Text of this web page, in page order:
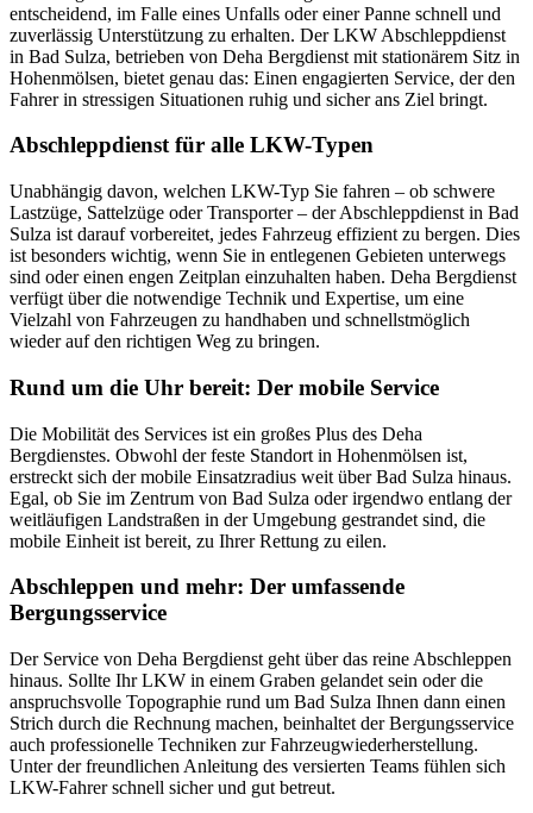
entscheidend, im Falle eines Unfalls oder einer Panne schnell und
zuverlässig Unterstützung zu erhalten. Der LKW Abschleppdienst
in Bad Sulza, betrieben von Deha Bergdienst mit stationärem Sitz in
Hohenmölsen, bietet genau das: Einen engagierten Service, der den
Fahrer in stressigen Situationen ruhig und sicher ans Ziel bringt.
Abschleppdienst für alle LKW-Typen
Unabhängig davon, welchen LKW-Typ Sie fahren – ob schwere
Lastzüge, Sattelzüge oder Transporter – der Abschleppdienst in Bad
Sulza ist darauf vorbereitet, jedes Fahrzeug effizient zu bergen. Dies
ist besonders wichtig, wenn Sie in entlegenen Gebieten unterwegs
sind oder einen engen Zeitplan einzuhalten haben. Deha Bergdienst
verfügt über die notwendige Technik und Expertise, um eine
Vielzahl von Fahrzeugen zu handhaben und schnellstmöglich
wieder auf den richtigen Weg zu bringen.
Rund um die Uhr bereit: Der mobile Service
Die Mobilität des Services ist ein großes Plus des Deha
Bergdienstes. Obwohl der feste Standort in Hohenmölsen ist,
erstreckt sich der mobile Einsatzradius weit über Bad Sulza hinaus.
Egal, ob Sie im Zentrum von Bad Sulza oder irgendwo entlang der
weitläufigen Landstraßen in der Umgebung gestrandet sind, die
mobile Einheit ist bereit, zu Ihrer Rettung zu eilen.
Abschleppen und mehr: Der umfassende
Bergungsservice
Der Service von Deha Bergdienst geht über das reine Abschleppen
hinaus. Sollte Ihr LKW in einem Graben gelandet sein oder die
anspruchsvolle Topographie rund um Bad Sulza Ihnen dann einen
Strich durch die Rechnung machen, beinhaltet der Bergungsservice
auch professionelle Techniken zur Fahrzeugwiederherstellung.
Unter der freundlichen Anleitung des versierten Teams fühlen sich
LKW-Fahrer schnell sicher und gut betreut.